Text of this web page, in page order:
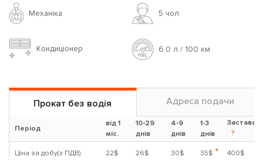
Механіка 5 чoл
Кондиціонер 6.0 л / 100 км
Прокат без водія Адреса подачи
Період
від 1
міс.
10-29
днів
4-9
днів
1-3
днів
Застава
?
Ціна за добу(з ПДВ) 22$ 26$ 30$ 35$ * 400$